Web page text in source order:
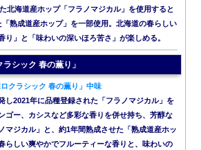
北海道産ホップ「フラノマジカル」を使用すると
熟成道産ホップ」を一部使用。北海道の春らしい
り」と「味わいの深いほろ苦さ」が楽しめる。
シック 春の薫り」
クラシック 春の薫り」中味
し2021年に品種登録された「フラノマジカル」を
ゴー、カシスなど多彩な香りを併せ持ち、芳醇な
マジカル」と、約1年間熟成させた「熟成道産ホッ
らしい爽やかでフルーティーな香りと、味わいの